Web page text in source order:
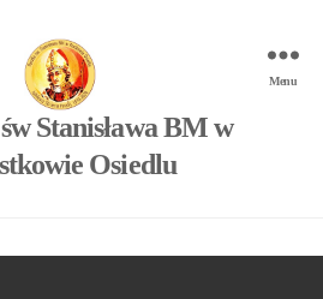
Stanisława BM w
Osiedlu
Menu